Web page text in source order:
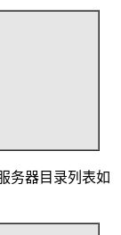
务器目录列表如